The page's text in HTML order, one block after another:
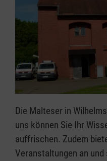
Die Malteser in
uns können Sie Ihr
auffrischen. Zudem
Veranstaltungen an